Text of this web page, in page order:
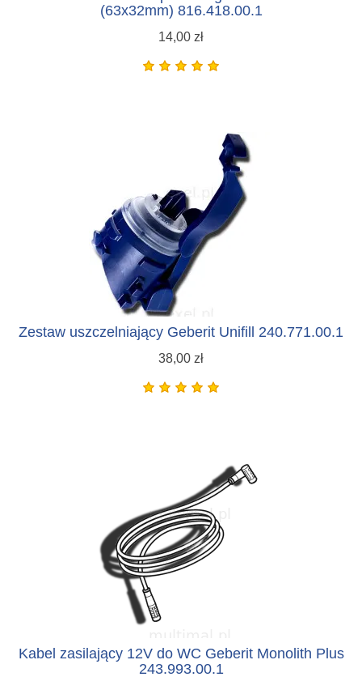
(63x32mm) 816.418.00.1
14,00 zł
Zestaw uszczelniający Geberit Unifill 240.771.00.1
38,00 zł
Kabel zasilający 12V do WC Geberit Monolith Plus
243.993.00.1